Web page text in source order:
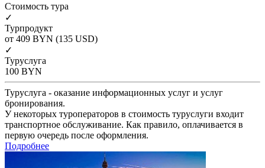
Cтоимость тура
✓
Турпродукт
от 409 BYN (135 USD)
✓
Туруслуга
100 BYN
Туруслуга - оказание информационных услуг и услуг
бронирования.
У некоторых туроператоров в стоимость туруслуги входит
транспортное обслуживание. Как правило, оплачивается в
первую очередь после оформления.
Подробнее